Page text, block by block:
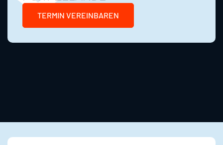
TERMIN VEREINBAREN